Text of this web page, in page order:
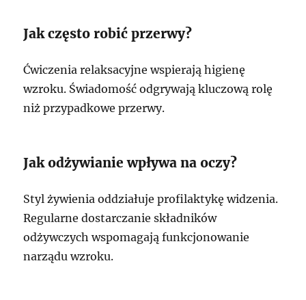
Jak często robić przerwy?
Ćwiczenia relaksacyjne wspierają higienę
wzroku. Świadomość odgrywają kluczową rolę
niż przypadkowe przerwy.
Jak odżywianie wpływa na oczy?
Styl żywienia oddziałuje profilaktykę widzenia.
Regularne dostarczanie składników
odżywczych wspomagają funkcjonowanie
narządu wzroku.